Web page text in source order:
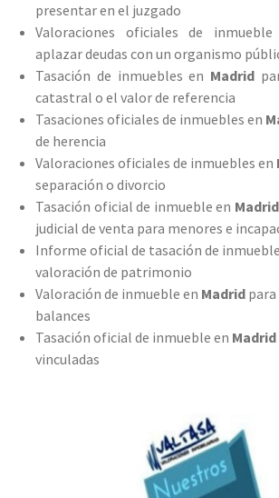
presentar en el juzgado
Valoraciones oficiales de
aplazar deudas con un organismo
Tasación de inmuebles en Madrid
catastral o el valor de referencia
Tasaciones oficiales de inmuebles en
de herencia
Valoraciones oficiales de inmuebles en
separación o divorcio
Tasación oficial de inmueble en Madrid
judicial de venta para menores e
Informe oficial de tasación de
valoración de patrimonio
Valoración de inmueble en Madrid
balances
Tasación oficial de inmueble en Madrid
vinculadas